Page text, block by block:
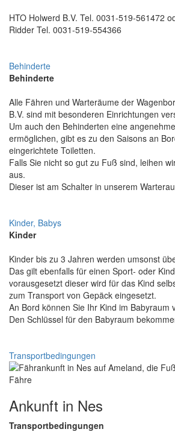
HTO Holwerd B.V. Tel. 0031-519-561472
Ridder Tel. 0031-519-554366
Behinderte
Behinderte
Alle Fähren und Warteräume der
B.V. sind mit besonderen Einrichtungen
Um auch den Behinderten eine
ermöglichen, gibt es zu den Saisons an
eingerichtete Toiletten.
Falls Sie nicht so gut zu Fuß sind, leihen
aus.
Dieser ist am Schalter in unserem
Kinder, Babys
Kinder
Kinder bis zu 3 Jahren werden umsonst
Das gilt ebenfalls für einen Sport- oder
vorausgesetzt dieser wird für das Kind
zum Transport von Gepäck eingesetzt.
An Bord können Sie Ihr Kind im Babyraum
Den Schlüssel für den Babyraum
Transportbedingungen
Ankunft in Nes
Transportbedingungen